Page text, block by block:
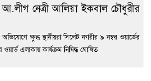
আ.লীগ নেত্রী আলিয়া ইকবাল চৌধুরীর
ক্ষুব্ধ স্থানীয়রা সিলেট নগরীর ৯ নম্বর ওয়ার্ডের
এলাকায় কার্যক্রম নিষিদ্ধ ঘোষিত